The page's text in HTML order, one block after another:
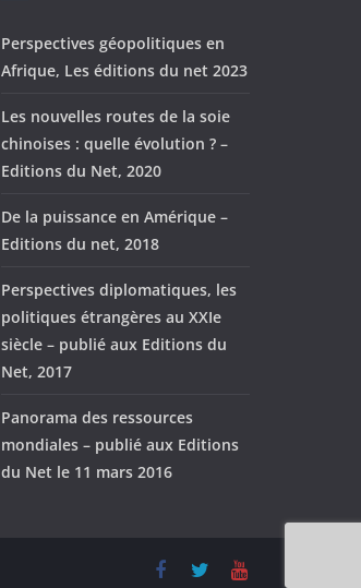
Perspectives géopolitiques en
Afrique, Les éditions du net 2023
Les nouvelles routes de la soie
chinoises : quelle évolution ? –
Editions du Net, 2020
De la puissance en Amérique –
Editions du net, 2018
Perspectives diplomatiques, les
politiques étrangères au XXIe
siècle – publié aux Editions du
Net, 2017
Panorama des ressources
mondiales – publié aux Editions
du Net le 11 mars 2016